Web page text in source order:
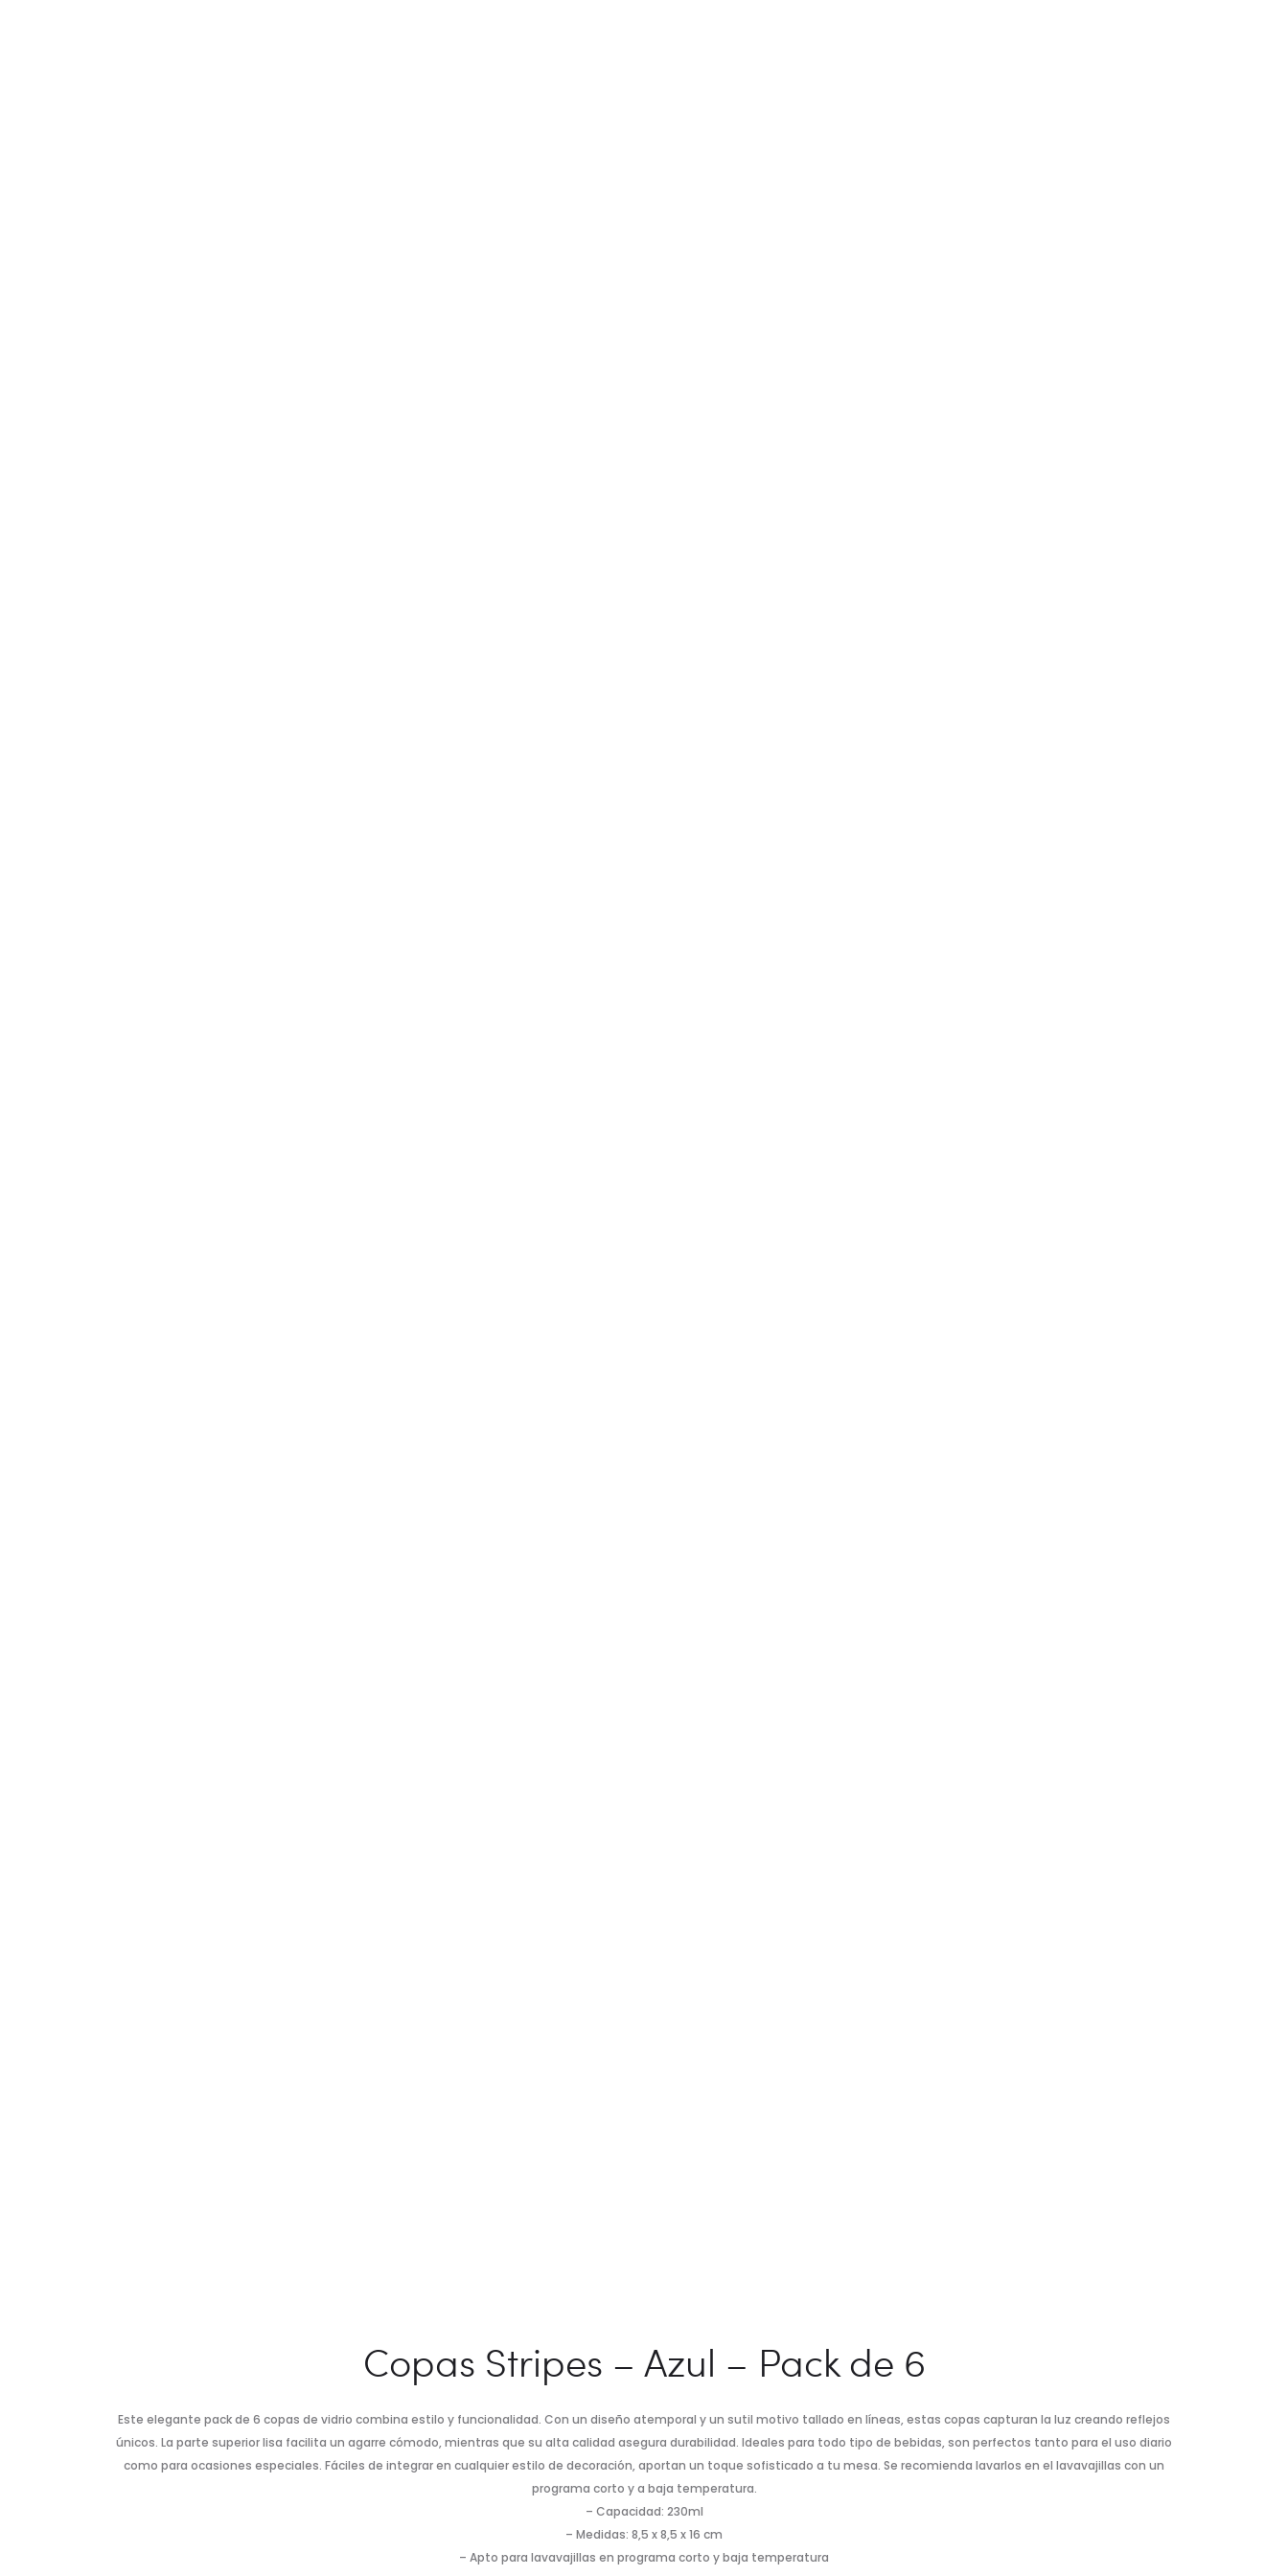
Copas Stripes – Azul – Pack de 6
Este elegante pack de 6 copas de vidrio combina estilo y funcionalidad. Con un diseño atemporal y un sutil motivo tallado en líneas, estas copas capturan la luz creando reflejos
únicos. La parte superior lisa facilita un agarre cómodo, mientras que su alta calidad asegura durabilidad. Ideales para todo tipo de bebidas, son perfectos tanto para el uso diario
como para ocasiones especiales. Fáciles de integrar en cualquier estilo de decoración, aportan un toque sofisticado a tu mesa. Se recomienda lavarlos en el lavavajillas con un
programa corto y a baja temperatura.
– Capacidad: 230ml
– Medidas: 8,5 x 8,5 x 16 cm
– Apto para lavavajillas en programa corto y baja temperatura